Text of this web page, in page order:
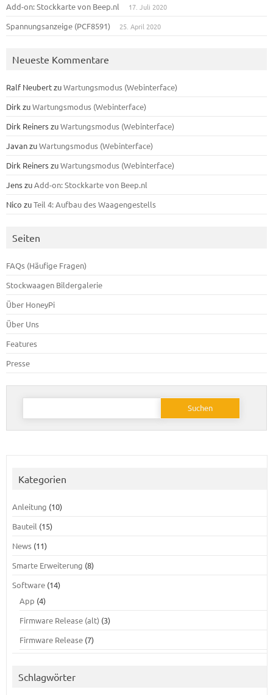
Add-on: Stockkarte von Beep.nl 17. Juli 2020
Spannungsanzeige (PCF8591) 25. April 2020
Neueste Kommentare
Ralf NeubertzuWartungsmodus (Webinterface)
Dirk zuWartungsmodus (Webinterface)
Dirk ReinerszuWartungsmodus (Webinterface)
JavanzuWartungsmodus (Webinterface)
Dirk ReinerszuWartungsmodus (Webinterface)
JenszuAdd-on: Stockkarte von Beep.nl
Nico zuTeil 4: Aufbau des Waagengestells
Seiten
FAQs (Häufige Fragen)
Stockwaagen Bildergalerie
Über HoneyPi
Über Uns
Features
Presse
Suchen
Kategorien
Anleitung (10)
Bauteil (15)
News(11)
Smarte Erweiterung (8)
Software(14)
App (4)
Firmware Release (alt) (3)
Firmware Release(7)
Schlagwörter